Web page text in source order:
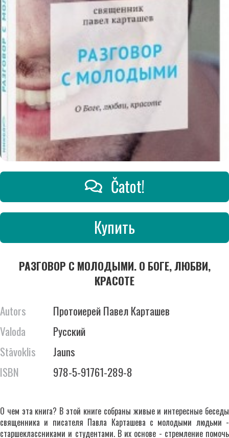
Čatot!
Купить
РАЗГОВОР С МОЛОДЫМИ. О БОГЕ, ЛЮБВИ,
КРАСОТЕ
Autors
Протоиерей Павел Карташев
Valoda
Русский
Stāvoklis
Jauns
ISBN
978-5-91761-289-8
О чем эта книга? В этой книге собраны живые и интересные беседы
священника и писателя Павла Карташева с молодыми людьми -
старшеклассниками и студентами. В их основе - стремление помочь